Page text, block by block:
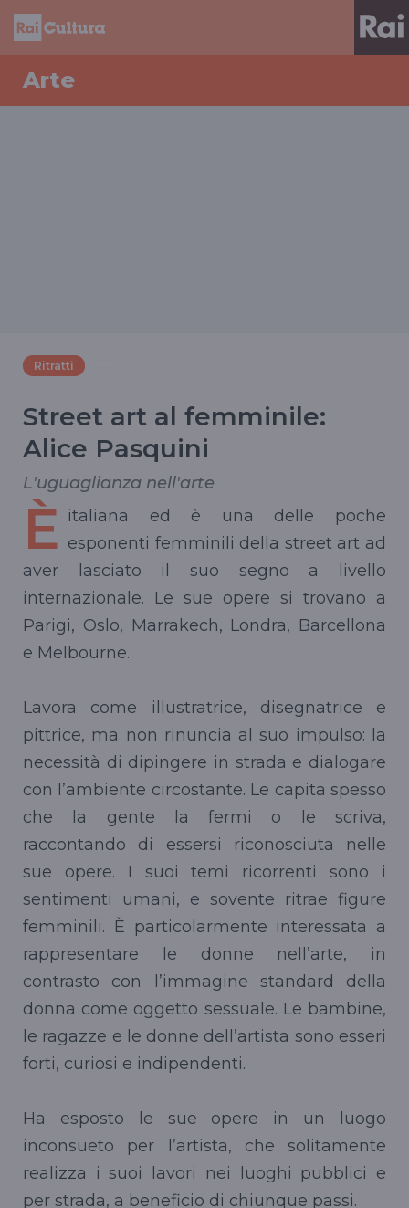
Arte
Ritratti
Street art al femminile:
Alice Pasquini
L'uguaglianza nell'arte
È italiana ed è una delle poche
esponenti femminili della street art ad
aver lasciato il suo segno a livello
internazionale. Le sue opere si trovano a
Parigi, Oslo, Marrakech, Londra, Barcellona
e Melbourne.
Lavora come illustratrice, disegnatrice e
pittrice, ma non rinuncia al suo impulso: la
necessità di dipingere in strada e dialogare
con l’ambiente circostante. Le capita spesso
che la gente la fermi o le scriva,
raccontando di essersi riconosciuta nelle
sue opere. I suoi temi ricorrenti sono i
sentimenti umani, e sovente ritrae figure
femminili. È particolarmente interessata a
rappresentare le donne nell’arte, in
contrasto con l’immagine standard della
donna come oggetto sessuale. Le bambine,
le ragazze e le donne dell’artista sono esseri
forti, curiosi e indipendenti.
Ha esposto le sue opere in un luogo
inconsueto per l’artista, che solitamente
realizza i suoi lavori nei luoghi pubblici e
per strada, a beneficio di chiunque passi.